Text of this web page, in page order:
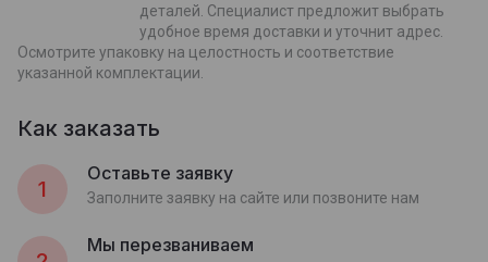
деталей. Специалист предложит выбрать
удобное время доставки и уточнит адрес.
Осмотрите упаковку на целостность и соответствие
указанной комплектации.
Как заказать
1
Оставьте заявку
Заполните заявку на сайте или позвоните нам
Мы перезваниваем